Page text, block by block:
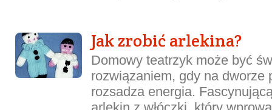
Jak zrobić arlekina?
Domowy teatrzyk może być
rozwiązaniem, gdy na dworze
rozsadza energia.